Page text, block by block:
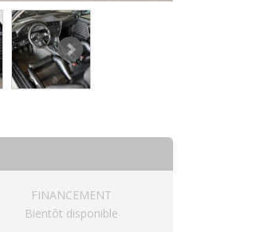
FINANCEMENT
Bientôt disponible